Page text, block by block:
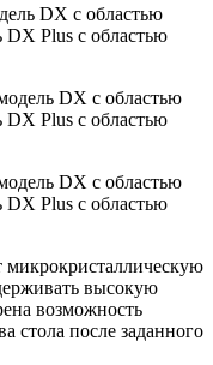
DX с областью
DX Plus с областью
микрокристаллическую
высокую
возможность
стола после заданного